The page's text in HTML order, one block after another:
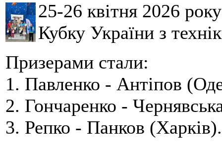
25-26 квітня 2026
Кубку України з
Призерами стали:
1. Павленко - Антіпов
2. Гончаренко -
3. Репко - Панков (Харків).